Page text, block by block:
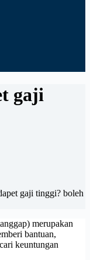
gaji
gaji tinggi? boleh
merupakan
bantuan,
keuntungan